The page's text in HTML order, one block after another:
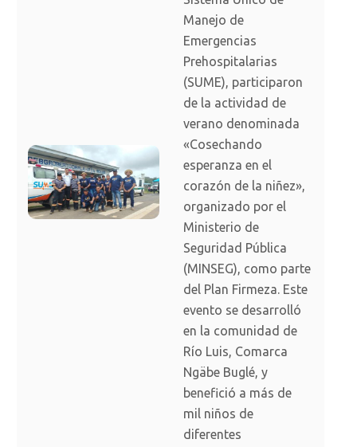
Manejo de
Emergencias
Prehospitalarias
(SUME), participaron
de la actividad de
verano denominada
«Cosechando
esperanza en el
corazón de la niñez»,
organizado por el
Ministerio de
Seguridad Pública
(MINSEG), como parte
del Plan Firmeza. Este
evento se desarrolló
en la comunidad de
Río Luis, Comarca
Ngäbe Buglé, y
benefició a más de
mil niños de
diferentes